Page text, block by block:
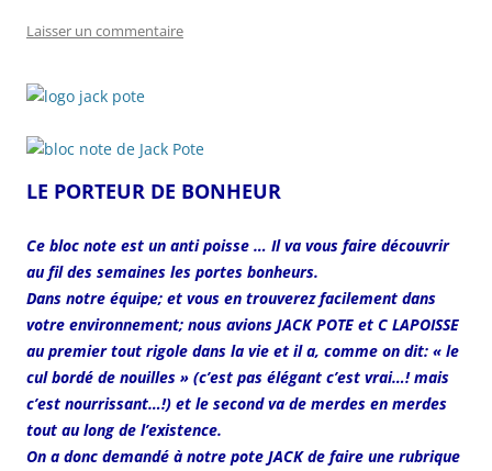
Laisser un commentaire
LE PORTEUR DE BONHEUR
Ce bloc note est un anti poisse … Il va vous faire découvrir
au fil des semaines les portes bonheurs.
Dans notre équipe; et vous en trouverez facilement dans
votre environnement; nous avions JACK POTE et C LAPOISSE
au premier tout rigole dans la vie et il a, comme on dit: « le
cul bordé de nouilles » (c’est pas élégant c’est vrai…! mais
c’est nourrissant…!) et le second va de merdes en merdes
tout au long de l’existence.
On a donc demandé à notre pote JACK de faire une rubrique